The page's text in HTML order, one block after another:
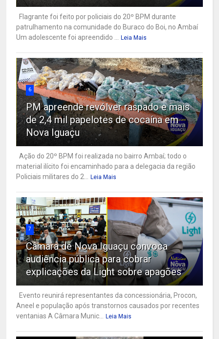
Flagrante foi feito por policiais do 20º BPM durante
patrulhamento na comunidade do Buraco do Boi, no Ambaí
Um adolescente foi apreendido ... Leia Mais
6
PM apreende revólver raspado e mais
de 2,4 mil papelotes de cocaína em
Nova Iguaçu
Ação do 20º BPM foi realizada no bairro Ambaí; todo o
material ilícito foi encaminhado para a delegacia da região
Policiais militares do 2... Leia Mais
7
Câmara de Nova Iguaçu convoca
audiência pública para cobrar
explicações da Light sobre apagões
Evento reunirá representantes da concessionária, Procon,
Aneel e população após transtornos causados por recentes
ventanias A Câmara Munic... Leia Mais